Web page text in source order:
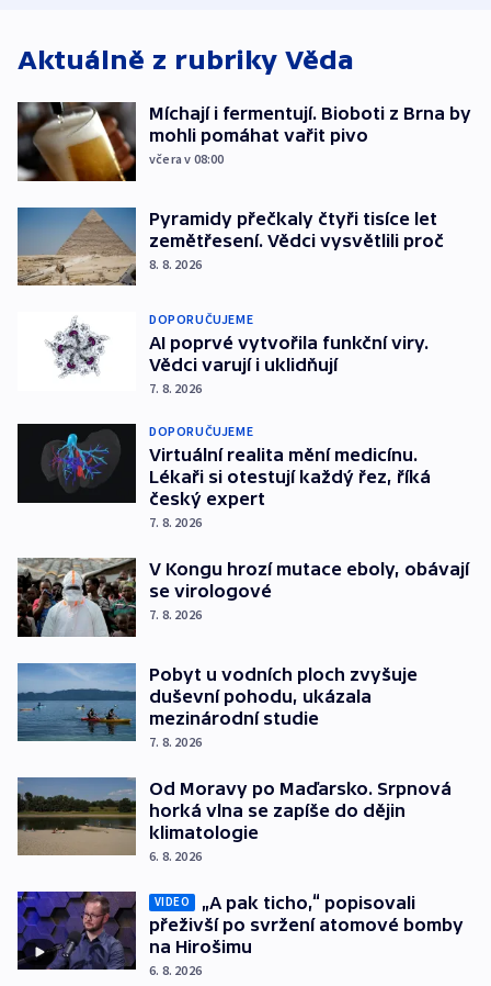
Aktuálně z rubriky Věda
Míchají i fermentují. Bioboti z Brna by
mohli pomáhat vařit pivo
včera v 08:00
Pyramidy přečkaly čtyři tisíce let
zemětřesení. Vědci vysvětlili proč
8. 8. 2026
DOPORUČUJEME
AI poprvé vytvořila funkční viry.
Vědci varují i uklidňují
7. 8. 2026
DOPORUČUJEME
Virtuální realita mění medicínu.
Lékaři si otestují každý řez, říká
český expert
7. 8. 2026
V Kongu hrozí mutace eboly, obávají
se virologové
7. 8. 2026
Pobyt u vodních ploch zvyšuje
duševní pohodu, ukázala
mezinárodní studie
7. 8. 2026
Od Moravy po Maďarsko. Srpnová
horká vlna se zapíše do dějin
klimatologie
6. 8. 2026
VIDEO
„A pak ticho,“ popisovali
přeživší po svržení atomové bomby
na Hirošimu
6. 8. 2026